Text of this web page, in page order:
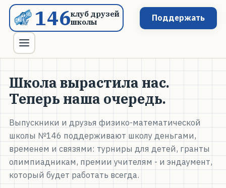
146клуб друзей
школы
Поддержать
Школа вырастила нас.
Теперь наша очередь.
Выпускники и друзья физико-математической
школы №146 поддерживают школу деньгами,
временем и связями: турниры для детей, гранты
олимпиадникам, премии учителям - и эндаумент,
который будет работать всегда.